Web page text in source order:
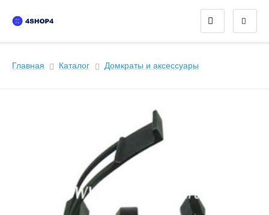
Главная Каталог Домкраты и аксессуары